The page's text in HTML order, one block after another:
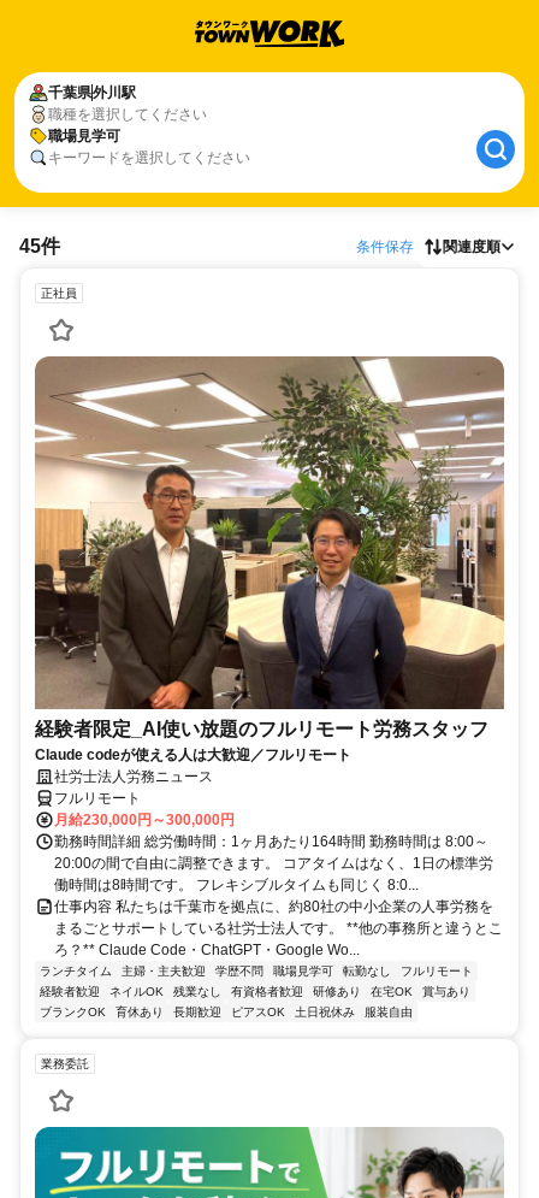
千葉県外川駅
職種を選択してください
職場見学可
キーワードを選択してください
45件 条件保存 関連度順
正社員
経験者限定_AI使い放題のフルリモート労務スタッフ
Claude codeが使える人は大歓迎／フルリモート
社労士法人労務ニュース
フルリモート
月給230,000円～300,000円
勤務時間詳細 総労働時間：1ヶ月あたり164時間 勤務時間は 8:00～
20:00の間で自由に調整できます。 コアタイムはなく、1日の標準労
働時間は8時間です。 フレキシブルタイムも同じく 8:0...
仕事内容 私たちは千葉市を拠点に、約80社の中小企業の人事労務を
まるごとサポートしている社労士法人です。 **他の事務所と違うとこ
ろ？** Claude Code・ChatGPT・Google Wo...
ランチタイム 主婦・主夫歓迎 学歴不問 職場見学可 転勤なし
フルリモート
経験者歓迎
ネイルOK 残業なし 有資格者歓迎 研修あり 在宅OK
賞与あり
ブランクOK
育休あり 長期歓迎 ピアスOK 土日祝休み 服装自由
業務委託